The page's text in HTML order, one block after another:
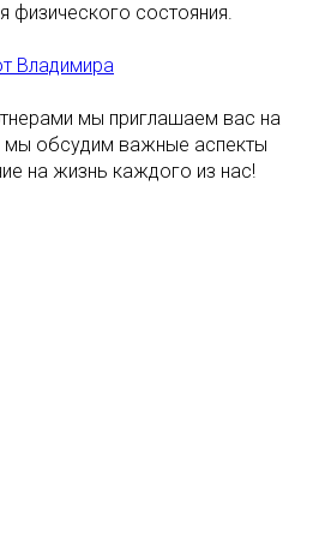
физического состояния.
Владимира
мы приглашаем вас на
мы обсудим важные аспекты
на жизнь каждого из нас!